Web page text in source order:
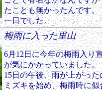
たことも無かったんです
一日でした。
梅雨に入った里山
6月12日に今年の梅雨入り
が気にかかっていました
15日の午後、雨が上がっ
ミズキを始め、梅雨時に